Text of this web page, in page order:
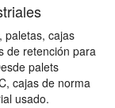
paletas, cajas
de retención para
palets
cajas de norma
usado.